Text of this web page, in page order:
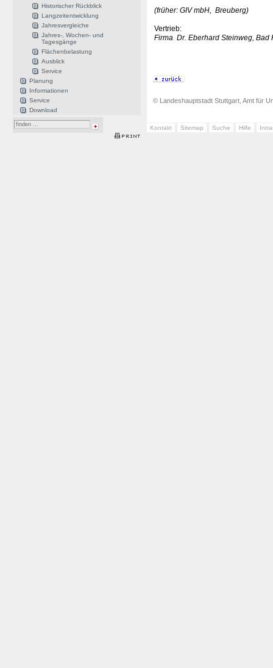
Historischer Rückblick
Langzeitentwicklung
Jahresvergleiche
Jahres-, Wochen- und
Tagesgänge
Flächenbelastung
Ausblick
Service
Planung
Informationen
Service
Download
(früher: GIV mbH, Breuberg)
Vertrieb:
Firma Dr. Eberhard Steinweg, Bad
© Landeshauptstadt Stuttgart, Amt für
Kontakt Sitemap Suche Hilfe